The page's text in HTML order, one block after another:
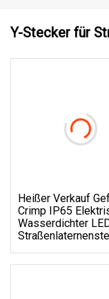
Y-Stecker für
Heißer Verkauf
Crimp IP65
Wasserdichter